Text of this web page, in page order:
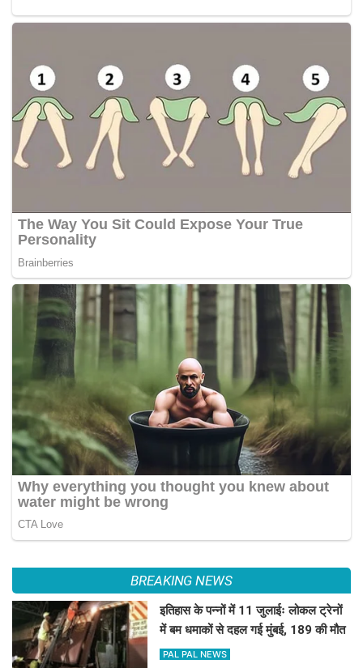
BREAKING NEWS
इतिहास के पन्नों में 11 जुलाईः लोकल ट्रेनों
में बम धमाकों से दहल गई मुंबई, 189 की मौत
PAL PAL NEWS